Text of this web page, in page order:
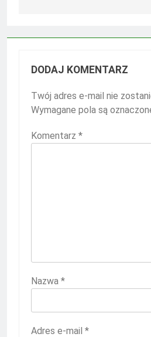
DODAJ KOMENTARZ
Twój adres e-mail nie
Wymagane pola są
Komentarz *
Nazwa *
Adres e-mail *